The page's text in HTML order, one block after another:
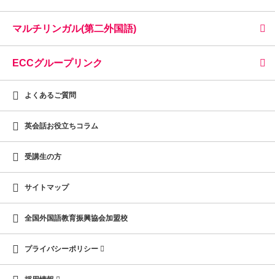
マルチリンガル(第二外国語)
ECCグループリンク
よくあるご質問
英会話お役立ちコラム
受講生の方
サイトマップ
全国外国語教育振興協会加盟校
プライバシーポリシー